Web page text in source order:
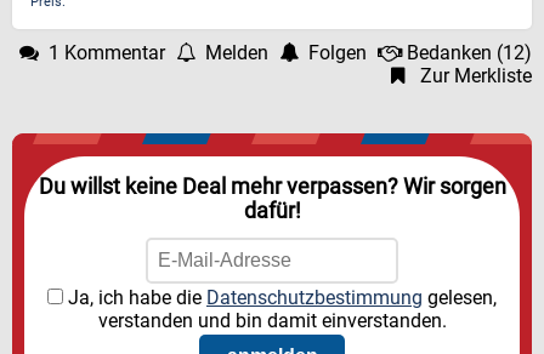
1 Kommentar Melden Folgen Bedanken (12)
Zur Merkliste
Du willst keine Deal mehr verpassen? Wir sorgen
dafür!
Ja, ich habe die Datenschutzbestimmung gelesen,
verstanden und bin damit einverstanden.